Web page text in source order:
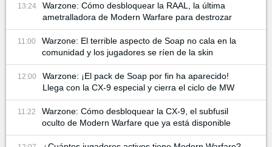
13:24
Warzone: Cómo desbloquear la RAAL, la última
ametralladora de Modern Warfare para destrozar
11:00
Warzone: El terrible aspecto de Soap no cala en la
comunidad y los jugadores se ríen de la skin
12:00
Warzone: ¡El pack de Soap por fin ha aparecido!
Llega con la CX-9 especial y cierra el ciclo de MW
11:22
Warzone: Cómo desbloquear la CX-9, el subfusil
oculto de Modern Warfare que ya está disponible